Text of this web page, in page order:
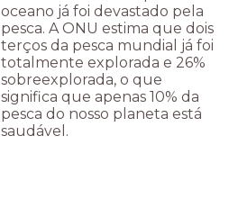
oceano já foi devastado pela
pesca. A ONU estima que dois
terços da pesca mundial já foi
totalmente explorada e 26%
sobreexplorada, o que
significa que apenas 10% da
pesca do nosso planeta está
saudável.